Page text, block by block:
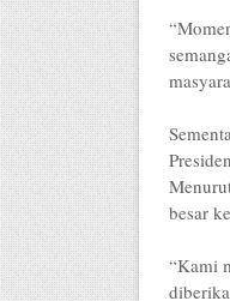
besar
“Kami